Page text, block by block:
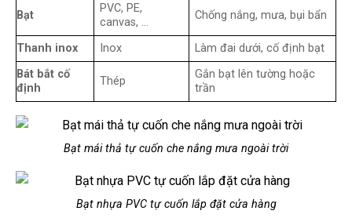
Bạt
PVC, PE,
canvas, …
Chống nắng, mưa, bụi bẩn
Thanh inox Inox
Làm đai dưới, cố định bạt
Bát bắt cố
định
Thép
Gắn bạt lên tường hoặc
trần
Bạt mái thả tự cuốn che nắng mưa ngoài trời
Bạt nhựa PVC tự cuốn lắp đặt cửa hàng